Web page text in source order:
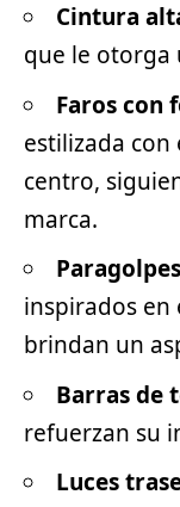
Cintura
que le otorga
Faros con
estilizada con
centro,
marca.
inspirados en
brindan un
Barras de
refuerzan su
Luces